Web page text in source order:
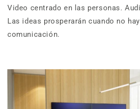
Video centrado en las personas.
Las ideas prosperarán cuando no
comunicación.